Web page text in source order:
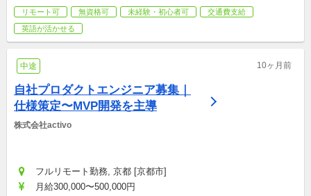
リモート可 無資格可 未経験・初心者可
交通費支給
英語が活かせる
中途 10ヶ月前
自社プロダクトエンジニア募集｜
仕様策定〜MVP開発を主導
株式会社activo
フルリモート勤務, 京都 [京都市]
月給300,000〜500,000円